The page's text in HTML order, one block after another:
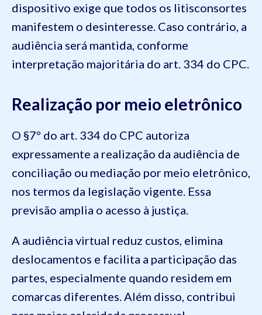
dispositivo exige que todos os litisconsortes
manifestem o desinteresse. Caso contrário, a
audiência será mantida, conforme
interpretação majoritária do art. 334 do CPC.
Realização por meio eletrônico
O §7º do art. 334 do CPC autoriza
expressamente a realização da audiência de
conciliação ou mediação por meio eletrônico,
nos termos da legislação vigente. Essa
previsão amplia o acesso à justiça.
A audiência virtual reduz custos, elimina
deslocamentos e facilita a participação das
partes, especialmente quando residem em
comarcas diferentes. Além disso, contribui